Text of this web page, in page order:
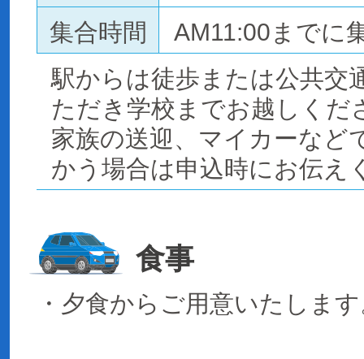
集合時間
AM11:00までに
駅からは徒歩または公共交
ただき学校までお越しくだ
家族の送迎、マイカーなど
かう場合は申込時にお伝え
食事
・夕食からご用意いたしま